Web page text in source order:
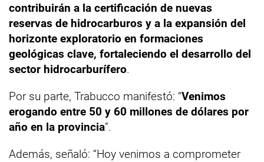
contribuirán a la certificación de nuevas
reservas de hidrocarburos y a la expansión del
horizonte exploratorio en formaciones
geológicas clave, fortaleciendo el desarrollo del
sector hidrocarburífero.
Por su parte, Trabucco manifestó: “Venimos
erogando entre 50 y 60 millones de dólares por
año en la provincia”.
Además, señaló: “Hoy venimos a comprometer